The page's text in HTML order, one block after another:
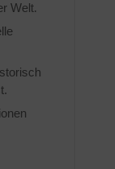
Welt.